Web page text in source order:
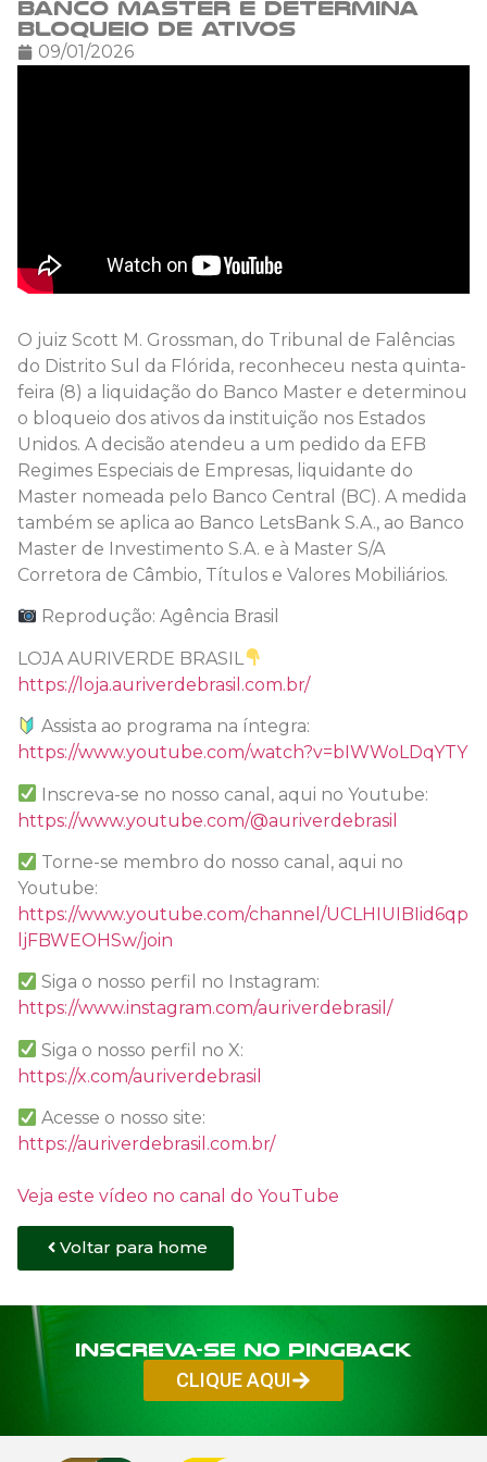
Banco Master e determina
bloqueio de ativos
09/01/2026
O juiz Scott M. Grossman, do Tribunal de Falências
do Distrito Sul da Flórida, reconheceu nesta quinta-
feira (8) a liquidação do Banco Master e determinou
o bloqueio dos ativos da instituição nos Estados
Unidos. A decisão atendeu a um pedido da EFB
Regimes Especiais de Empresas, liquidante do
Master nomeada pelo Banco Central (BC). A medida
também se aplica ao Banco LetsBank S.A., ao Banco
Master de Investimento S.A. e à Master S/A
Corretora de Câmbio, Títulos e Valores Mobiliários.
Reprodução: Agência Brasil
LOJA AURIVERDE BRASIL
https://loja.auriverdebrasil.com.br/
Assista ao programa na íntegra:
https://www.youtube.com/watch?v=bIWWoLDqYTY
Inscreva-se no nosso canal, aqui no Youtube:
https://www.youtube.com/@auriverdebrasil
Torne-se membro do nosso canal, aqui no
Youtube:
https://www.youtube.com/channel/UCLHIUIBIid6qp
ljFBWEOHSw/join
Siga o nosso perfil no Instagram:
https://www.instagram.com/auriverdebrasil/
Siga o nosso perfil no X:
https://x.com/auriverdebrasil
Acesse o nosso site:
https://auriverdebrasil.com.br/
Veja este vídeo no canal do YouTube
Voltar para home
Inscreva-se no PINGBACK
CLIQUE AQUI